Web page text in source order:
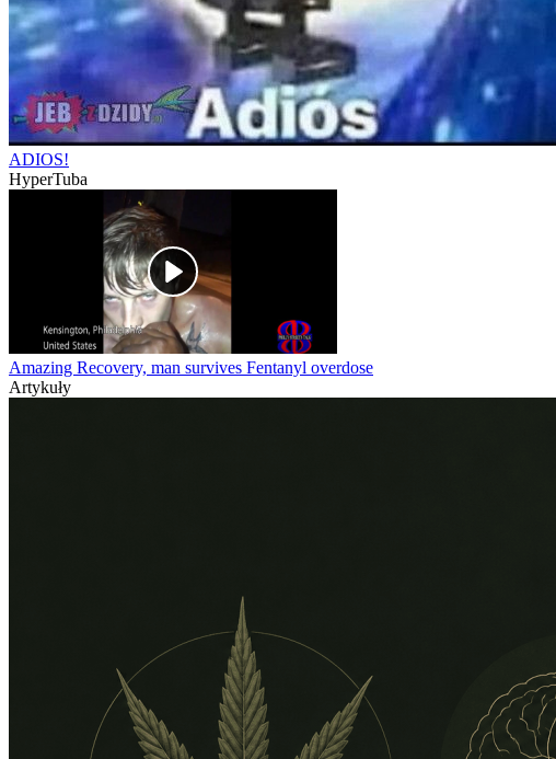
ADIOS!
HyperTuba
Amazing Recovery, man survives Fentanyl overdose
Artykuły